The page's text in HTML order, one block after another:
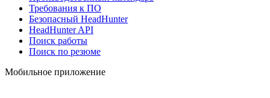
Требования к ПО
Безопасный HeadHunter
HeadHunter API
Поиск работы
Поиск по резюме
Мобильное приложение